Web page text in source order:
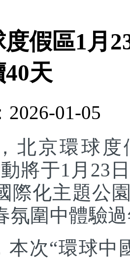
假區1月
天
01-05
北京環球度
將于1月23
際化主題公
氛圍中體驗
本次“環球中